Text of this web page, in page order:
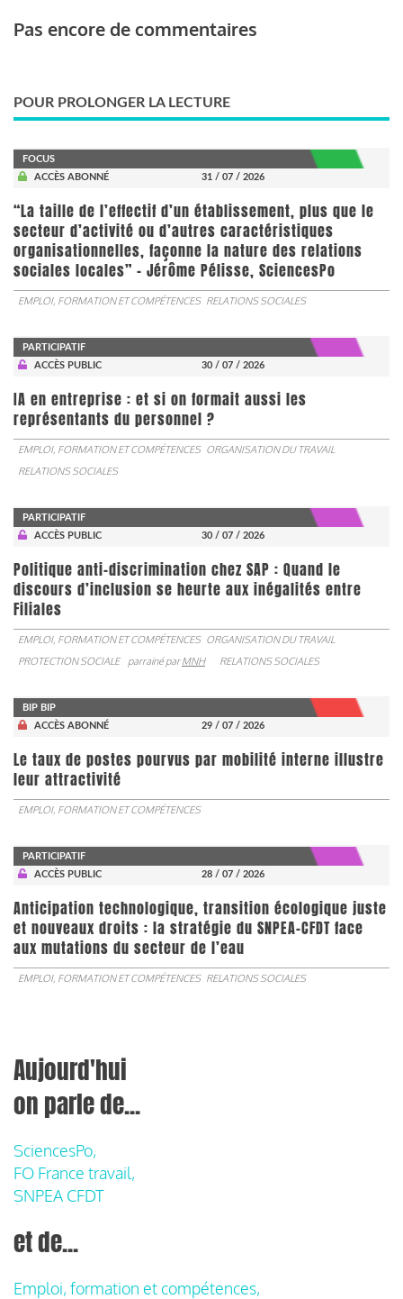
Pas encore de commentaires
POUR PROLONGER LA LECTURE
FOCUS
ACCÈS ABONNÉ
31 / 07 / 2026
“La taille de l’effectif d’un établissement, plus que le
secteur d’activité ou d’autres caractéristiques
organisationnelles, façonne la nature des relations
sociales locales” - Jérôme Pélisse, SciencesPo
EMPLOI, FORMATION ET COMPÉTENCES RELATIONS SOCIALES
PARTICIPATIF
ACCÈS PUBLIC
30 / 07 / 2026
IA en entreprise : et si on formait aussi les
représentants du personnel ?
EMPLOI, FORMATION ET COMPÉTENCES ORGANISATION DU TRAVAIL
RELATIONS SOCIALES
PARTICIPATIF
ACCÈS PUBLIC
30 / 07 / 2026
Politique anti-discrimination chez SAP : Quand le
discours d’inclusion se heurte aux inégalités entre
Filiales
EMPLOI, FORMATION ET COMPÉTENCES ORGANISATION DU TRAVAIL
PROTECTION SOCIALE
parrainé parMNH RELATIONS SOCIALES
BIP BIP
ACCÈS ABONNÉ
29 / 07 / 2026
Le taux de postes pourvus par mobilité interne illustre
leur attractivité
EMPLOI, FORMATION ET COMPÉTENCES
PARTICIPATIF
ACCÈS PUBLIC
28 / 07 / 2026
Anticipation technologique, transition écologique juste
et nouveaux droits : la stratégie du SNPEA-CFDT face
aux mutations du secteur de l’eau
EMPLOI, FORMATION ET COMPÉTENCES RELATIONS SOCIALES
Aujourd'hui
on parle de...
SciencesPo,
FO France travail,
SNPEA CFDT
et de...
Emploi, formation et compétences,